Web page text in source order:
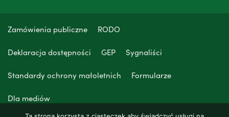
Zamówienia publiczne RODO
Deklaracja dostępności GEP Sygnaliści
Standardy ochrony małoletnich Formularze
Dla mediów